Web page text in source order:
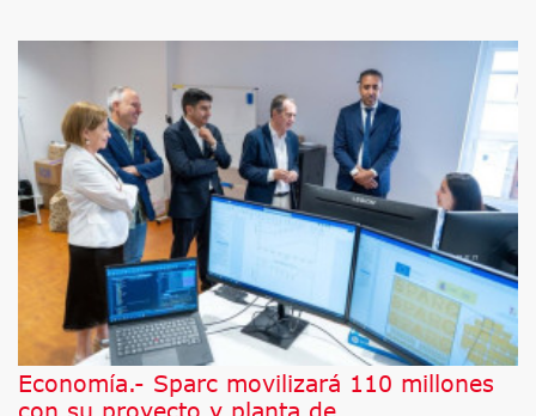
Economía.- Sparc movilizará 110 millones
con su proyecto y planta de